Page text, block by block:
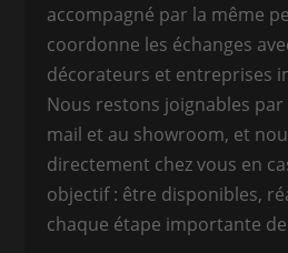
accompagné par la même
coordonne les échanges
décorateurs et entreprises
Nous restons joignables
mail et au showroom, et
directement chez vous en
objectif : être disponibles,
chaque étape importante